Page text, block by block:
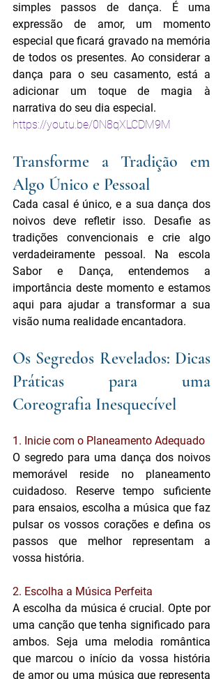
simples passos de dança. É uma
expressão de amor, um momento
especial que ficará gravado na memória
de todos os presentes. Ao considerar a
dança para o seu casamento, está a
adicionar um toque de magia à
narrativa do seu dia especial.
https://youtu.be/0N8qXLCDM9M
Transforme a Tradição em
Algo Único e Pessoal
Cada casal é único, e a sua dança dos
noivos deve refletir isso. Desafie as
tradições convencionais e crie algo
verdadeiramente pessoal. Na escola
Sabor e Dança, entendemos a
importância deste momento e estamos
aqui para ajudar a transformar a sua
visão numa realidade encantadora.
Os Segredos Revelados: Dicas
Práticas para uma
Coreografia Inesquecível
1. Inicie com o Planeamento Adequado
O segredo para uma dança dos noivos
memorável reside no planeamento
cuidadoso. Reserve tempo suficiente
para ensaios, escolha a música que faz
pulsar os vossos corações e defina os
passos que melhor representam a
vossa história.
2. Escolha a Música Perfeita
A escolha da música é crucial. Opte por
uma canção que tenha significado para
ambos. Seja uma melodia romântica
que marcou o início da vossa história
de amor ou uma música que representa